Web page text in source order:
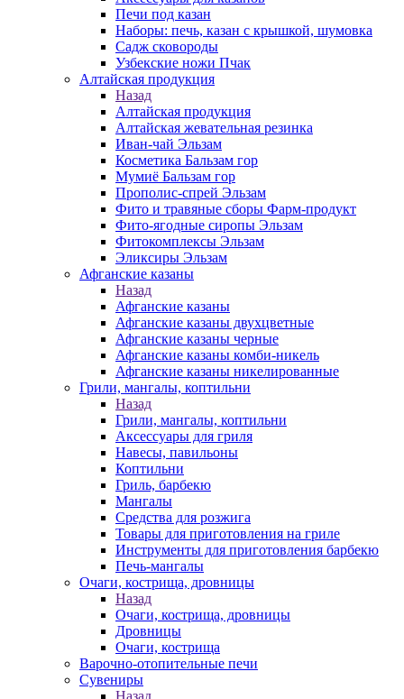
Печи под казан
Наборы: печь, казан с крышкой, шумовка
Садж сковороды
Узбекские ножи Пчак
Алтайская продукция
Назад
Алтайская продукция
Алтайская жевательная резинка
Иван-чай Эльзам
Косметика Бальзам гор
Мумиё Бальзам гор
Прополис-спрей Эльзам
Фито и травяные сборы Фарм-продукт
Фито-ягодные сиропы Эльзам
Фитокомплексы Эльзам
Эликсиры Эльзам
Афганские казаны
Назад
Афганские казаны
Афганские казаны двухцветные
Афганские казаны черные
Афганские казаны комби-никель
Афганские казаны никелированные
Грили, мангалы, коптильни
Назад
Грили, мангалы, коптильни
Аксессуары для гриля
Навесы, павильоны
Коптильни
Гриль, барбекю
Мангалы
Средства для розжига
Товары для приготовления на гриле
Инструменты для приготовления барбекю
Печь-мангалы
Очаги, кострища, дровницы
Назад
Очаги, кострища, дровницы
Дровницы
Очаги, кострища
Варочно-отопительные печи
Сувениры
Назад